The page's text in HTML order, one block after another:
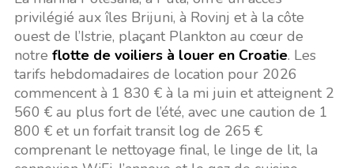
privilégié aux îles Brijuni, à Rovinj et à la côte
ouest de l’Istrie, plaçant Plankton au cœur de
notre flotte de voiliers à louer en Croatie. Les
tarifs hebdomadaires de location pour 2026
commencent à 1 830 € à la mi juin et atteignent 2
560 € au plus fort de l’été, avec une caution de 1
800 € et un forfait transit log de 265 €
comprenant le nettoyage final, le linge de lit, la